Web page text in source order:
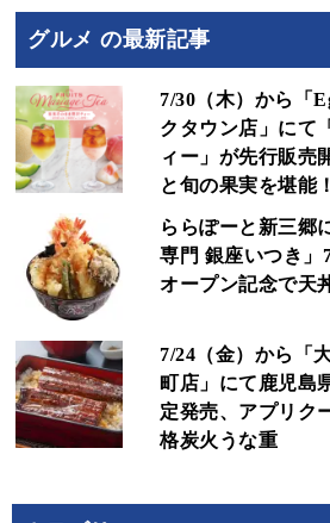
グルメ の最新記事
7/30（木）から「
クタウン店」にて
ィー」が先行販売
と旬の果実を堪能！
ららぽーと新三郷
専門 銀座いつき」
オープン記念で天
7/24（金）から「
町店」にて鹿児島
定発売、アプリク
格炭火うな重